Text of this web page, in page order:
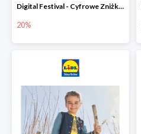
Digital Festival - Cyfrowe Zniżki Ubrania dla dzieci w Lidlu -20%
20%